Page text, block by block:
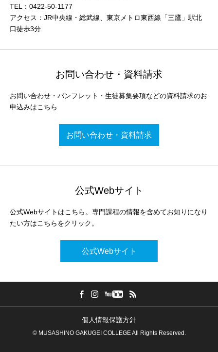
TEL：0422-50-1177
アクセス：JR中央線・総武線、東京メトロ東西線「三鷹」駅北
口徒歩3分
お問い合わせ・資料請求
お問い合わせ・パンフレット・生徒募集要項などの資料請求のお
申込みはこちら
お問い合わせ・資料請求
公式Webサイト
公式Webサイトはこちら。専門課程の情報を含めてお知りになり
たい方はこちらをクリック。
公式Webサイト
個人情報保護方針
© MUSASHINO GAKUGEI COLLEGE All Rights Reserved.